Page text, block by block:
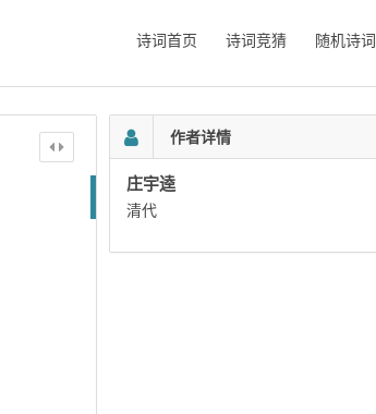
诗词首页 诗词竞猜 随机诗词
作者详情
庄宇逵
清代